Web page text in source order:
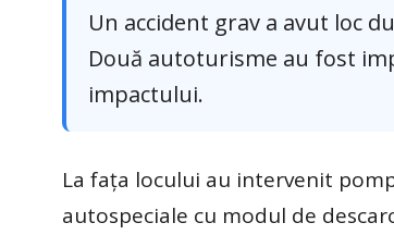
Un accident grav a avut loc
Două autoturisme au fost
impactului.
La fața locului au intervenit
autospeciale cu modul de